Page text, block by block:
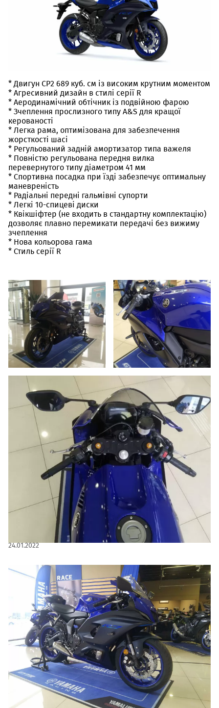
* Двигун CP2 689 куб. см із високим крутним моментом
* Агресивний дизайн в стилі серії R
* Аеродинамічний обтічник із подвійною фарою
* Зчеплення прослизного типу A&S для кращої
керованості
* Легка рама, оптимізована для забезпечення
жорсткості шасі
* Регульований задній амортизатор типа важеля
* Повністю регульована передня вилка
перевернутого типу діаметром 41 мм
* Спортивна посадка при їзді забезпечує оптимальну
маневреність
* Радіальні передні гальмівні супорти
* Легкі 10-спицеві диски
* Квікшіфтер (не входить в стандартну комплектацію)
дозволяє плавно перемикати передачі без вижиму
зчеплення
* Нова кольорова гама
* Стиль серії R
24.01.2022